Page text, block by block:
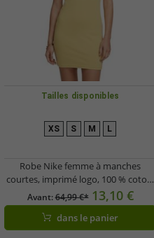
Tailles disponibles
XS S M L
Robe Nike femme à manches
courtes, imprimé logo, 100 % coton,
jaune (HF5955-700)
Avant:64,99 €* 13,10 €
dans le panier